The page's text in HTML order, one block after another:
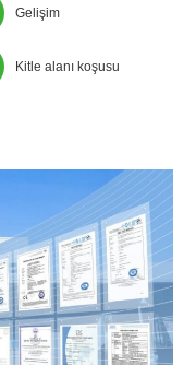
Gelişim
Kitle alanı koşusu